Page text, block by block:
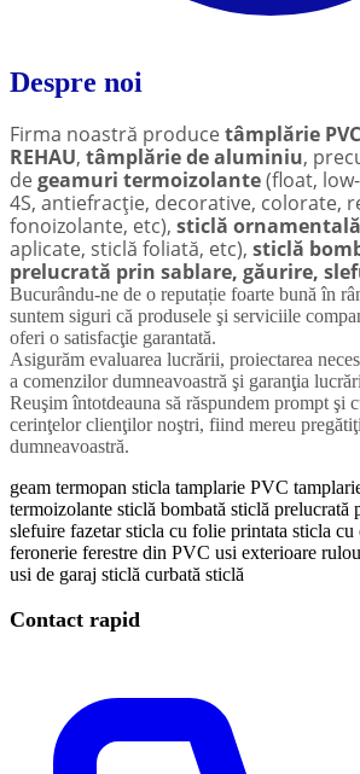
Despre noi
Firma noastră producetâmplărie
REHAU, tâmplărie de aluminiu,
degeamuri termoizolante(float,
4S, antiefracţie, decorative, colorate,
fonoizolante, etc), sticlă ornamentală
aplicate, sticlă foliată, etc), sticlă
prelucrată prin sablare, găurire,
Bucurându-ne de o reputație foarte bună în
suntem siguri că produsele şi serviciile
oferi o satisfacţie garantată.
Asigurăm evaluarea lucrării, proiectarea
a comenzilor dumneavoastră şi garanţia
Reuşim întotdeauna să răspundem prompt şi
cerinţelor clienţilor noştri, fiind mereu
dumneavoastră.
geam termopan sticla tamplarie PVC
termoizolante sticlă bombată sticlă prelucrată
slefuire fazetar sticla cu folie printata sticla cu
feronerie ferestre din PVC usi exterioare
usi de garaj sticlă curbată sticlă
Contact rapid